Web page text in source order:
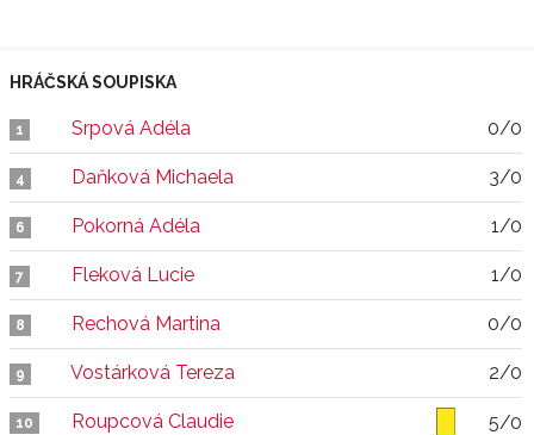
HRÁČSKÁ SOUPISKA
1 Srpová Adéla 0/0
4 Daňková Michaela 3/0
6 Pokorná Adéla 1/0
7 Fleková Lucie 1/0
8 Rechová Martina 0/0
9 Vostárková Tereza 2/0
10 Roupcová Claudie 5/0